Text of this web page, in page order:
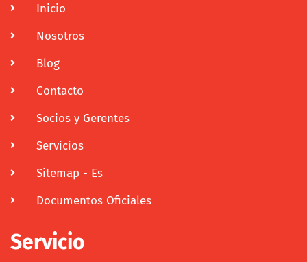
Inicio
Nosotros
Blog
Contacto
Socios y Gerentes
Servicios
Sitemap - Es
Documentos Oficiales
Servicio